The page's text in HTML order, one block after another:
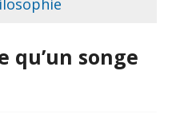
qu’un songe